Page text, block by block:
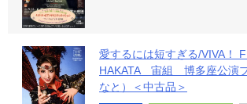
愛するには短すぎる/VIVA！
HAKATA 宙組 博多座公演
なと）＜中古品＞